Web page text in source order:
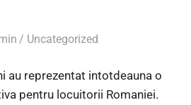
Uncategorized
au reprezentat intotdeauna o
pentru locuitorii Romaniei.